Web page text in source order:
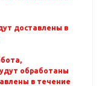
доставлены в
обработаны
в течение